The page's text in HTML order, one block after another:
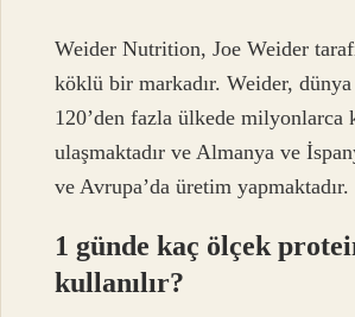
Weider Nutrition, Joe Weider
köklü bir markadır. Weider, dünya
120’den fazla ülkede milyonlarca
ulaşmaktadır ve Almanya ve
ve Avrupa’da üretim yapmaktadır.
1 günde kaç ölçek
kullanılır?